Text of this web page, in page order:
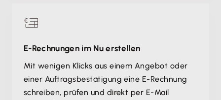
E-Rechnungen im Nu erstellen
Mit wenigen Klicks aus einem Angebot oder
einer Auftragsbestätigung eine E-Rechnung
schreiben, prüfen und direkt per E-Mail